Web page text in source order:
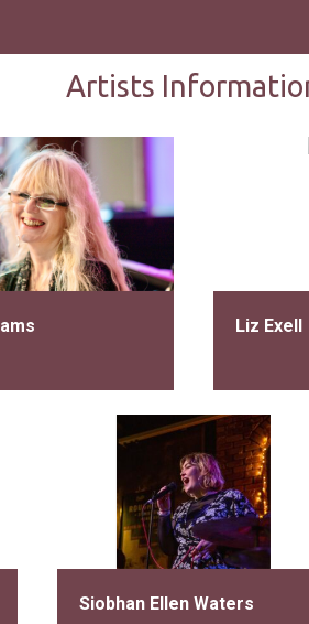
Artists
Liz Exell
Siobhan Ellen Waters